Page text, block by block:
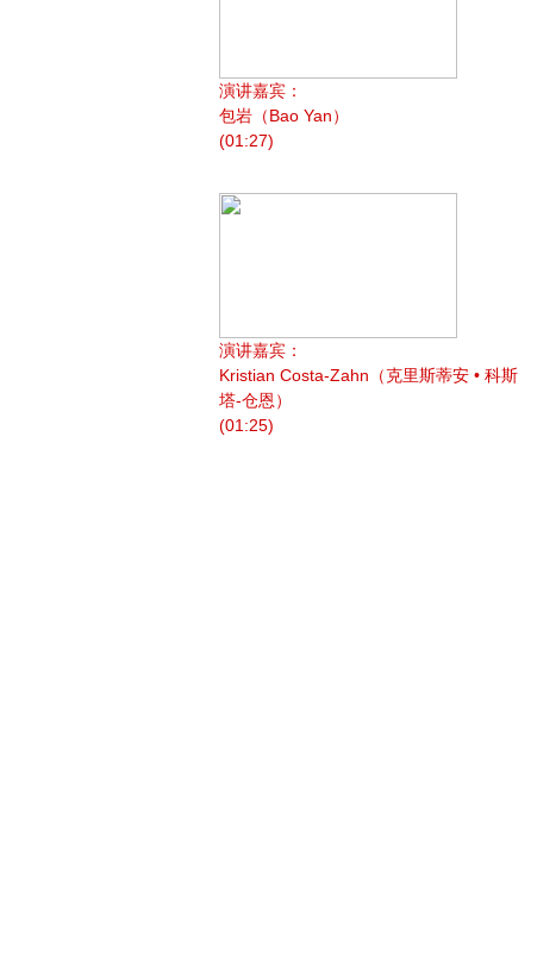
演讲嘉宾：
包岩（Bao Yan）
(01:27)
演讲嘉宾：
Kristian Costa-Zahn（克里斯蒂安 • 科斯
塔-仓恩）
(01:25)